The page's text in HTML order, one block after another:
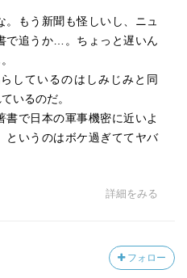
もう新聞も怪しいし、ニュ
で追うか…。ちょっと遅いん
しているのはしみじみと同
いるのだ。
書で日本の軍事機密に近いよ
というのはボケ過ぎててヤバ
詳細をみる
フォロー